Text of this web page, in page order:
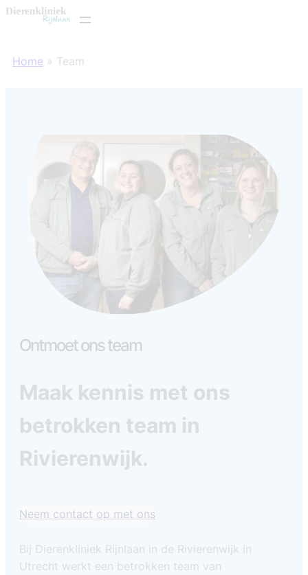
Skip
Home » Team
Ontmoet ons team
Maak kennis met ons
betrokken team in
Rivierenwijk.
Neem contact op met ons
Bij Dierenkliniek Rijnlaan in de Rivierenwijk in
Utrecht werkt een betrokken team van